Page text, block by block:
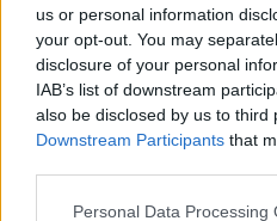
us or personal information
your opt-out. You may
disclosure of your personal
IAB’s list of downstream
also be disclosed by us to third
Downstream Participants that
Personal Data Processing
Ελλάδα
Μπαλάσκας για τη
Κροατών στη Νέα
συνεννοηθεί με
Παναθηναϊκού»
08 Αυγούστου 2023 11:01